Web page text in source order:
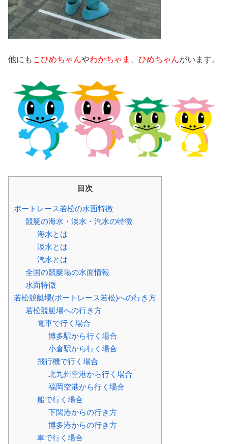
他にも こひめちゃんやわかちゃま ひめちゃんがいます。
目次
ボートレース若松の水面特徴
競艇の海水・淡水・汽水の特徴
海水とは
淡水とは
汽水とは
全国の競艇場の水面情報
水面特徴
若松競艇場(ボートレース若松)への行き方
若松競艇場への行き方
電車で行く場合
博多駅から行く場合
小倉駅から行く場合
飛行機で行く場合
北九州空港から行く場合
福岡空港から行く場合
船で行く場合
下関港からの行き方
博多港からの行き方
車で行く場合